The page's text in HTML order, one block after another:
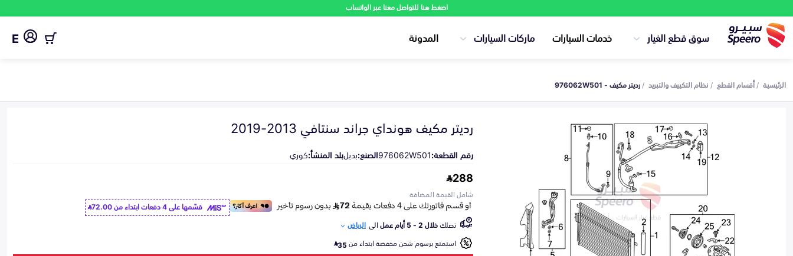
اضغط هنا للتواصل معنا عبر الواتساب
سوق قطع الغيار خدمات السيارات ماركات السيارات المدونة E
الرئيسية أقسام القطع نظام التكييف والتبريد رديتر مكيف - 976062W501
رديتر مكيف هونداي جراند سنتافي 2013-2019
رقم القطعة:976062W501الصنع:بديلبلد المنشأ:كوري
288
شامل القيمة المضافة
قسّمها على 4 دفعات ابتداء من
72.00
تصلكخلال 2 - 5 أيام عمل الى الرياض
استمتع برسوم شحن مخفضة ابتداء من35